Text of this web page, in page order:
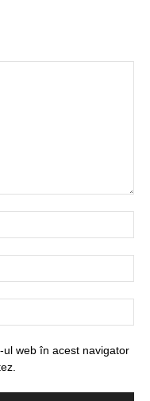
web în acest navigator